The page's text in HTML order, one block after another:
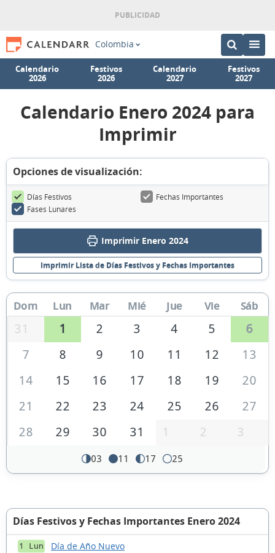
Colombia
Calendario
2026
Festivos
2026
Calendario
2027
Festivos
2027
Calendario Enero 2024 para
Imprimir
Opciones de visualización:
Días Festivos
Fechas Importantes
Fases Lunares
Imprimir Enero 2024
Imprimir Lista de Días Festivos y Fechas Importantes
Dom Lun Mar Mié Jue Vie Sáb
31 1 2 3 4 5
6
7
8 9 10 11 12
13
14
15 16 17 18 19
20
21
22 23 24 25 26
27
28
29 30 31 1 2 3
03 11 17 25
Días Festivos y Fechas Importantes Enero 2024
1 Lun Día de Año Nuevo